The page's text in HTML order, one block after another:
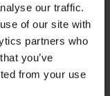
our traffic.
of our site with
partners who
you’ve
from your use